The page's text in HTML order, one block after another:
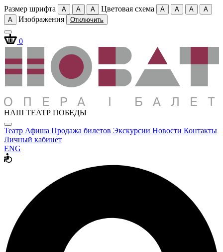
Размер шрифта A A A Цветовая схема A A A
A
A
Изображения Отключить
0
НАШ ТЕАТР ПОБЕДЫ
Театр Афиша Продажа билетов Экскурсии Новости Контакты
Личный кабинет
ENG